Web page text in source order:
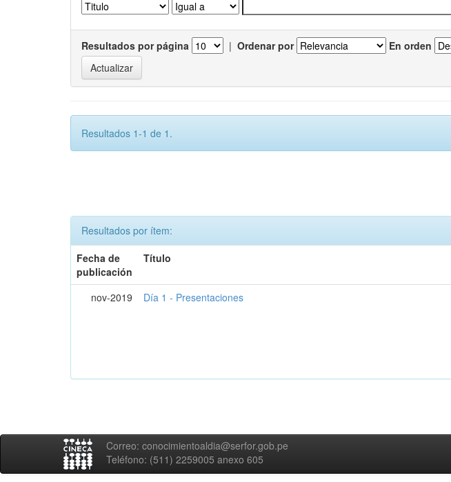
Resultados por página | Ordenar por En orden
Resultados 1-1 de 1.
Resultados por ítem:
Fecha de
publicación
Título
nov-2019 Día 1 - Presentaciones
Correo: conocimientoaldia@serfor.gob.pe
Teléfono: (511) 2259005 anexo 605